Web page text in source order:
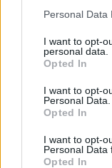
Personal Data
I want to opt-
personal data.
Opted In
I want to opt-
Personal Data.
Opted In
I want to opt-
Personal Data
Opted In
KEDVES
A keresett cikk
tartozik,
regisztrációhoz
Az előfizetés a
Portfolio.hu
kötéslistái